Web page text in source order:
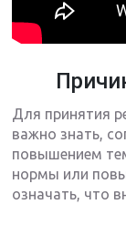
Для принятия
важно знать,
повышением
нормы или
означать, что